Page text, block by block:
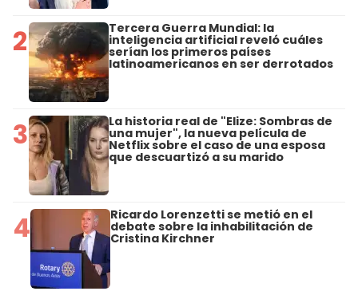
2 Tercera Guerra Mundial: la
inteligencia artificial reveló cuáles
serían los primeros países
latinoamericanos en ser derrotados
3 La historia real de "Elize: Sombras de
una mujer", la nueva película de
Netflix sobre el caso de una esposa
que descuartizó a su marido
4 Ricardo Lorenzetti se metió en el
debate sobre la inhabilitación de
Cristina Kirchner